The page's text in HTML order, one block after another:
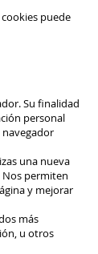
puede
Su finalidad
personal
una nueva
Nos permiten
y mejorar
más
u otros